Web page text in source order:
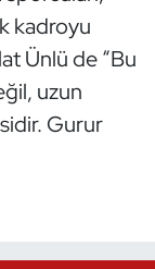
kadroyu
Ünlü de “Bu
uzun
Gurur